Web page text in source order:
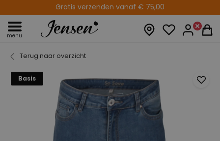
Gratis verzenden vanaf € 75,00
menu
Terug naar overzicht
Basis